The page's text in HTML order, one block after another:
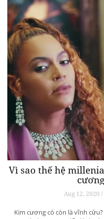
Vì sao thế hệ
Aug 12, 2020
Kim cương có còn là vĩnh